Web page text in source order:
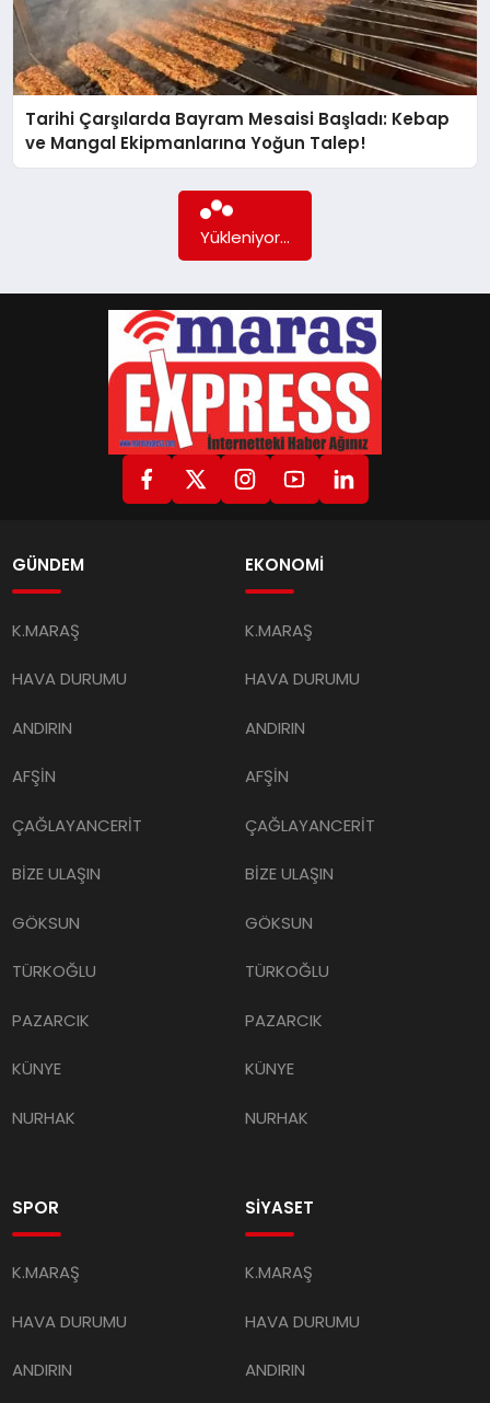
GÖKSUN
TÜRKOĞLU
Tarihi Çarşılarda Bayram Mesaisi Başladı: Kebap
ve Mangal Ekipmanlarına Yoğun Talep!
Yükleniyor...
GÜNDEM
K.MARAŞ
HAVA DURUMU
ANDIRIN
AFŞİN
ÇAĞLAYANCERİT
BİZE ULAŞIN
GÖKSUN
TÜRKOĞLU
PAZARCIK
KÜNYE
NURHAK
EKONOMİ
K.MARAŞ
HAVA DURUMU
ANDIRIN
AFŞİN
ÇAĞLAYANCERİT
BİZE ULAŞIN
GÖKSUN
TÜRKOĞLU
PAZARCIK
KÜNYE
NURHAK
SPOR
K.MARAŞ
HAVA DURUMU
ANDIRIN
SİYASET
K.MARAŞ
HAVA DURUMU
ANDIRIN